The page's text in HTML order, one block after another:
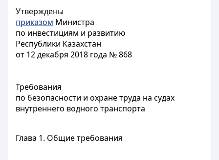
Утверждены
приказом Министра
по инвестициям и развитию
Республики Казахстан
от 12 декабря 2018 года № 868
Требования
по безопасности и охране труда на судах
внутреннего водного транспорта
Глава 1. Общие требования